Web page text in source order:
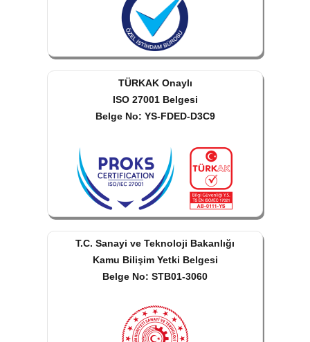
TÜRKAK Onaylı
ISO 27001 Belgesi
Belge No: YS-FDED-D3C9
T.C. Sanayi ve Teknoloji Bakanlığı
Kamu Bilişim Yetki Belgesi
Belge No: STB01-3060